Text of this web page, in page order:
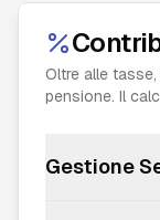
Oltre alle
pensione. Il
Gestione